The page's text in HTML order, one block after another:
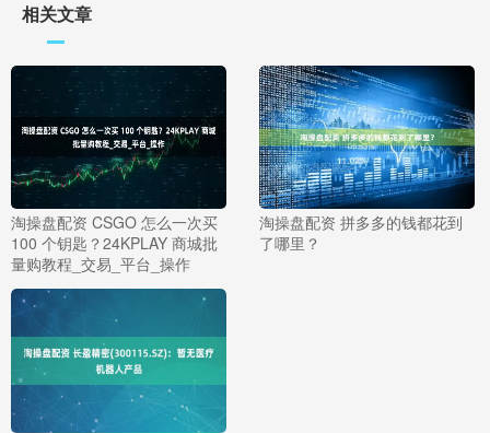
相关文章
淘操盘配资 CSGO 怎么一次买
100 个钥匙？24KPLAY 商城批
量购教程_交易_平台_操作
淘操盘配资 拼多多的钱都花到
了哪里？